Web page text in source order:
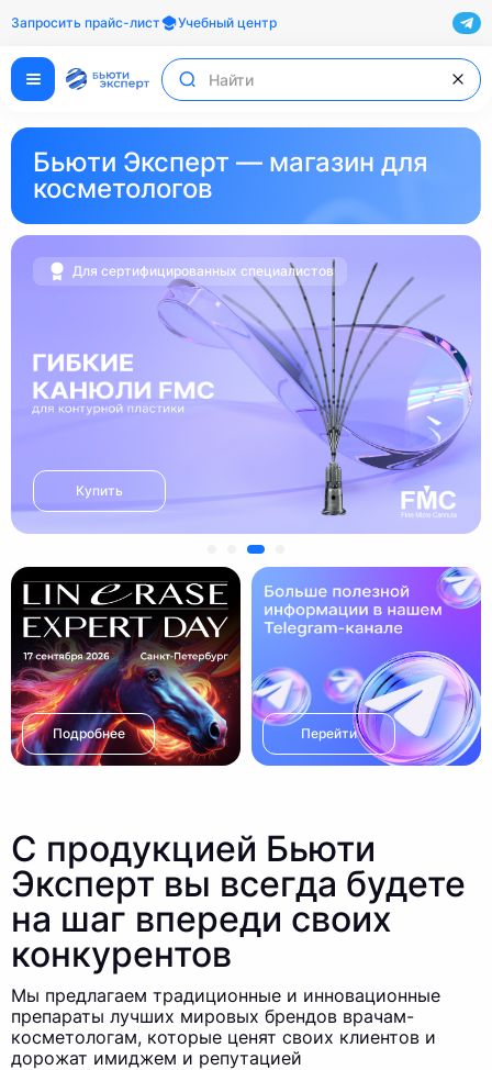
Запросить прайс-лист Учебный центр
Бьюти Эксперт — магазин для
косметологов
Подробнее
Для сертифицированных специалистов
Купить
Перейти
С продукцией Бьюти
Эксперт вы всегда будете
на шаг впереди своих
конкурентов
Мы предлагаем традиционные и инновационные
препараты лучших мировых брендов врачам-
косметологам, которые ценят своих клиентов и
дорожат имиджем и репутацией